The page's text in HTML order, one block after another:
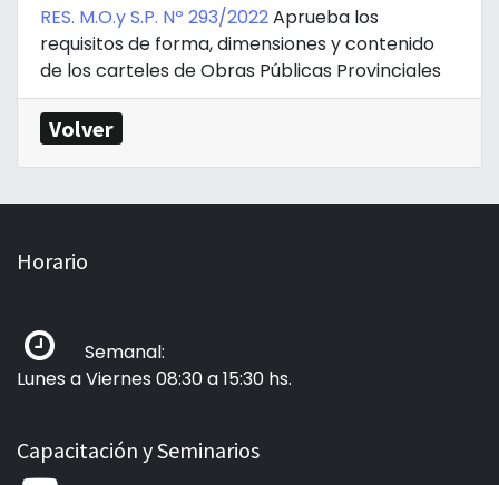
RES. M.O.y S.P. Nº 293/2022Aprueba los
requisitos de forma, dimensiones y contenido
de los carteles de Obras Públicas Provinciales
Volver
Horario
Semanal:
Lunes a Viernes 08:30 a 15:30 hs.
Capacitación y Seminarios